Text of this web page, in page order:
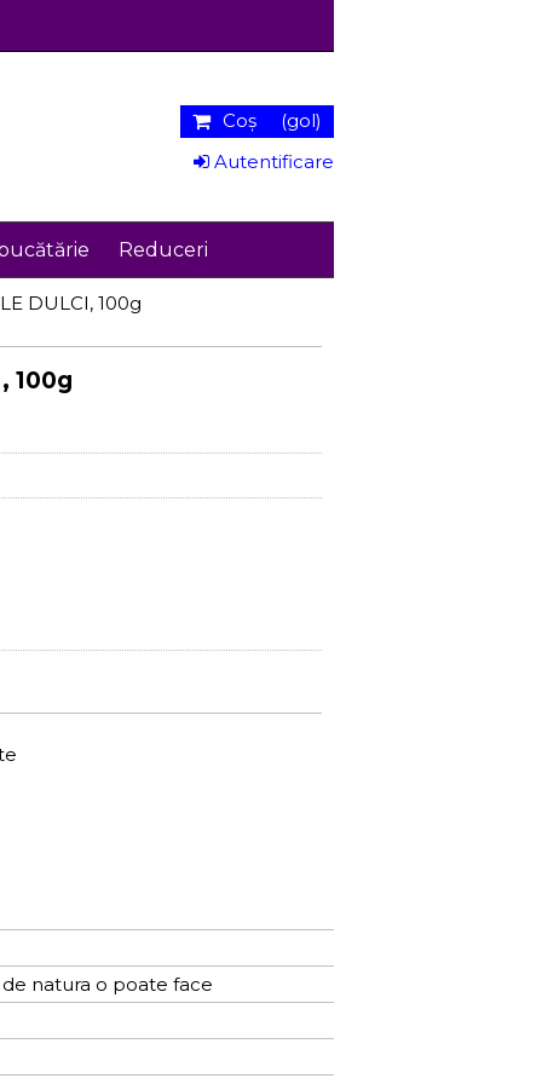
Coş
(gol)
Autentificare
Reduceri
DULCI, 100g
100g
natura o poate face